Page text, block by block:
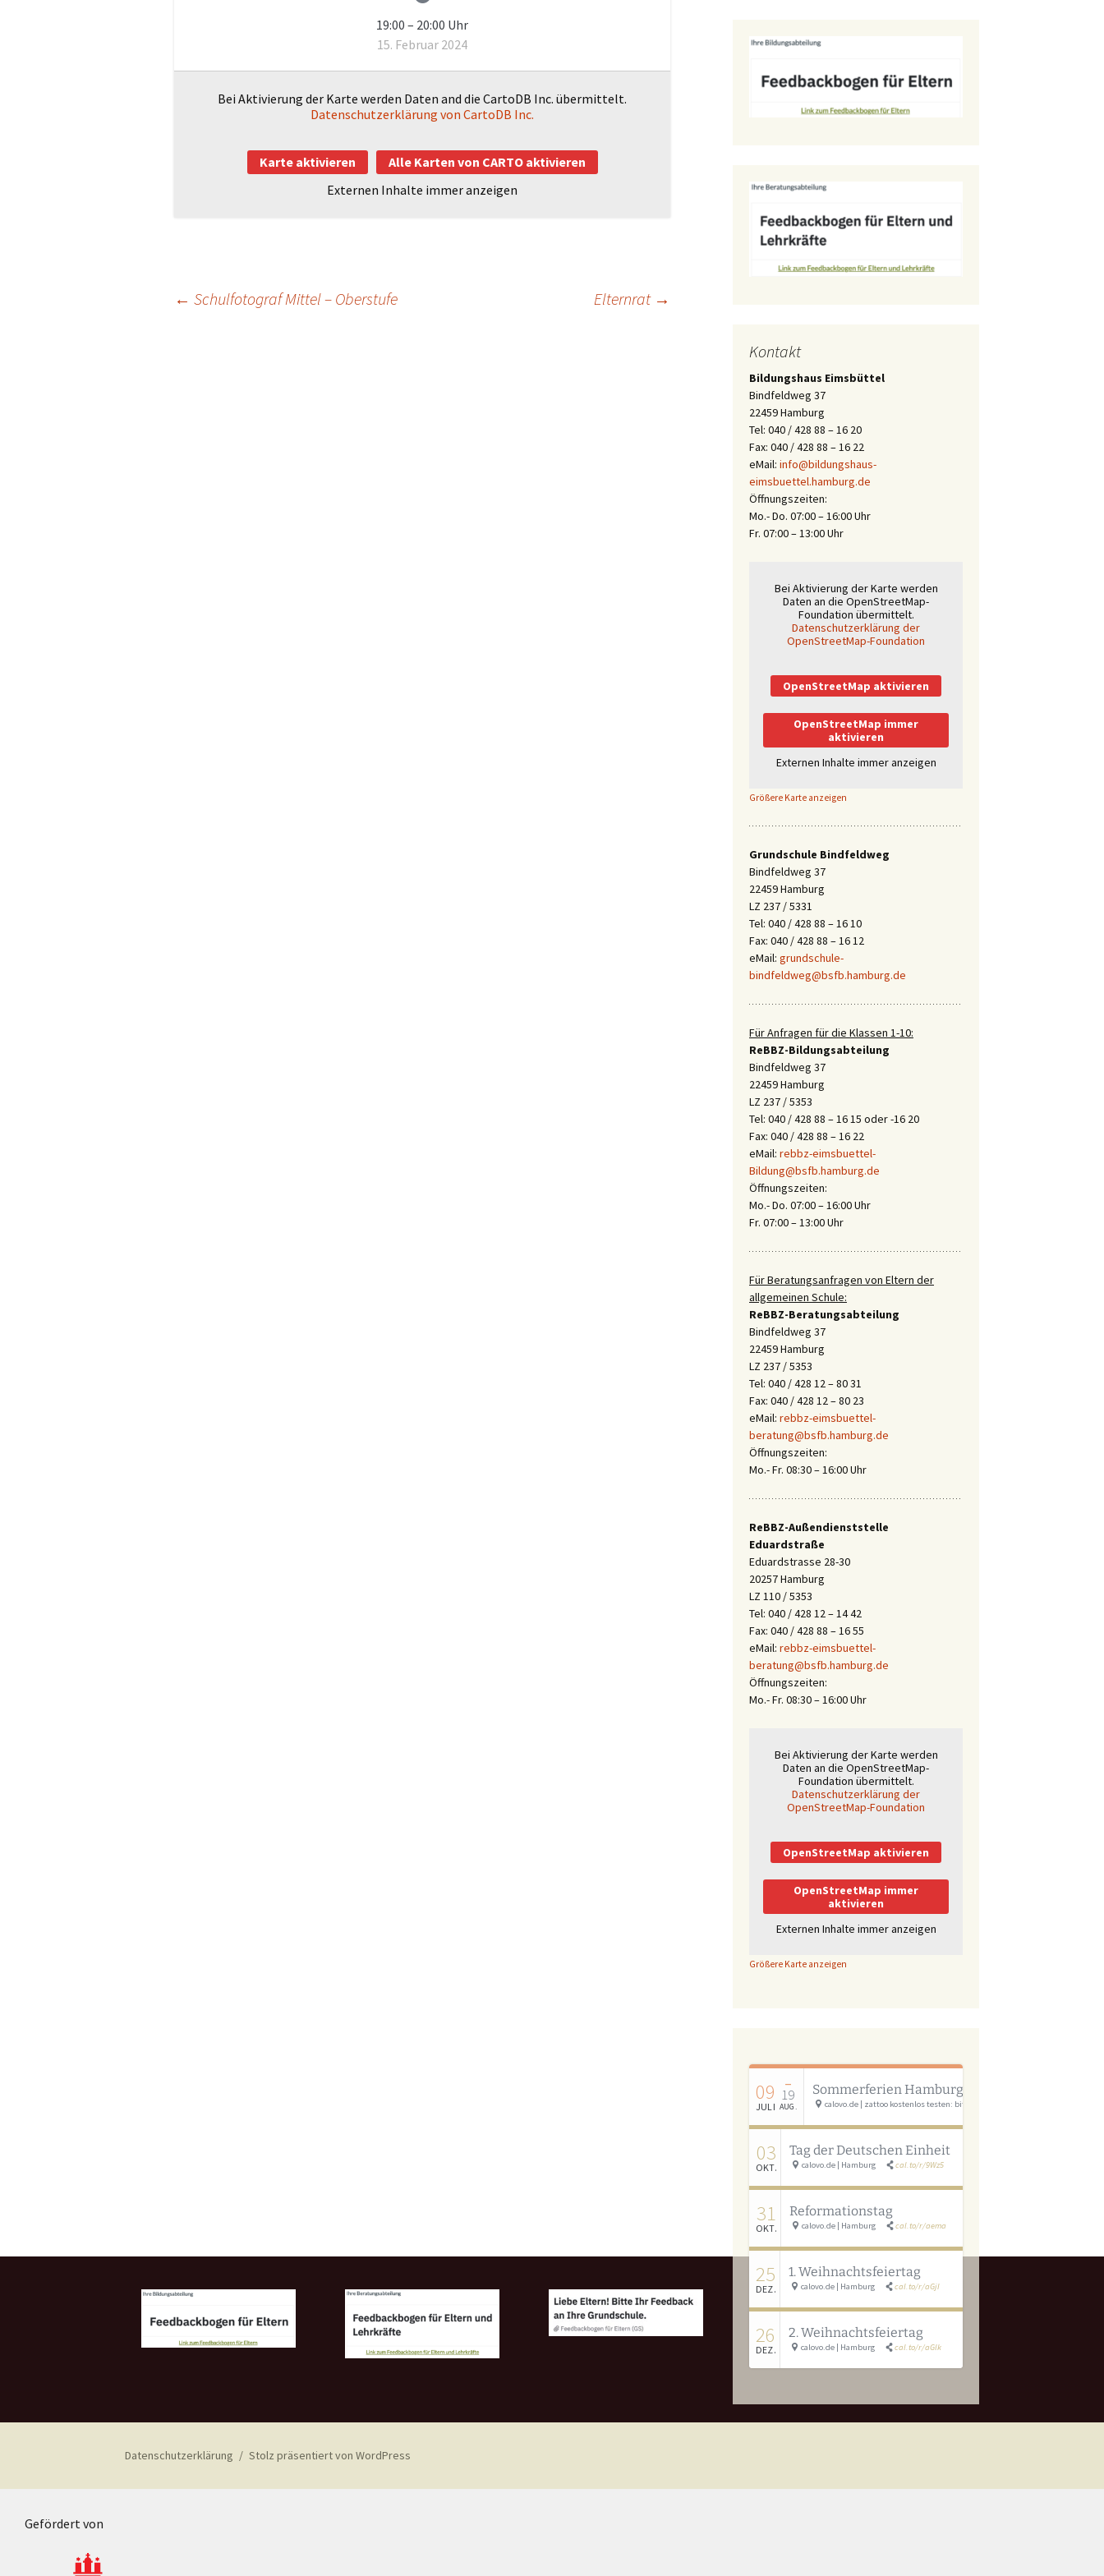
занятость (на русском
или украинском языке)
Hausmeisterei
Kontakt Elternrat
Bildungsabteilung
19:00 – 20:00 Uhr
15. Februar 2024
Bei Aktivierung der Karte werden Daten and die CartoDB Inc. übermittelt.
Datenschutzerklärung von CartoDB Inc.
Karte aktivieren
Alle Karten von CARTO aktivieren
Externen Inhalte immer anzeigen
Beitragsnavigation
← Schulfotograf Mittel – Oberstufe Elternrat →
Kontakt
Bildungshaus Eimsbüttel
Bindfeldweg 37
22459 Hamburg
Tel: 040 / 428 88 – 16 20
Fax: 040 / 428 88 – 16 22
eMail: info@bildungshaus-
eimsbuettel.hamburg.de
Öffnungszeiten:
Mo.- Do. 07:00 – 16:00 Uhr
Fr. 07:00 – 13:00 Uhr
Bei Aktivierung der Karte werden
Daten an die OpenStreetMap-
Foundation übermittelt.
Datenschutzerklärung der
OpenStreetMap-Foundation
OpenStreetMap aktivieren
OpenStreetMap immer
aktivieren
Externen Inhalte immer anzeigen
Größere Karte anzeigen
Grundschule Bindfeldweg
Bindfeldweg 37
22459 Hamburg
LZ 237 / 5331
Tel: 040 / 428 88 – 16 10
Fax: 040 / 428 88 – 16 12
eMail: grundschule-
bindfeldweg@bsfb.hamburg.de
Für Anfragen für die Klassen 1-10:
ReBBZ-Bildungsabteilung
Bindfeldweg 37
22459 Hamburg
LZ 237 / 5353
Tel: 040 / 428 88 – 16 15 oder -16 20
Fax: 040 / 428 88 – 16 22
eMail: rebbz-eimsbuettel-
Bildung@bsfb.hamburg.de
Öffnungszeiten:
Mo.- Do. 07:00 – 16:00 Uhr
Fr. 07:00 – 13:00 Uhr
Für Beratungsanfragen von Eltern der
allgemeinen Schule:
ReBBZ-Beratungsabteilung
Bindfeldweg 37
22459 Hamburg
LZ 237 / 5353
Tel: 040 / 428 12 – 80 31
Fax: 040 / 428 12 – 80 23
eMail: rebbz-eimsbuettel-
beratung@bsfb.hamburg.de
Öffnungszeiten:
Mo.- Fr. 08:30 – 16:00 Uhr
ReBBZ-Außendienststelle
Eduardstraße
Eduardstrasse 28-30
20257 Hamburg
LZ 110 / 5353
Tel: 040 / 428 12 – 14 42
Fax: 040 / 428 88 – 16 55
eMail: rebbz-eimsbuettel-
beratung@bsfb.hamburg.de
Öffnungszeiten:
Mo.- Fr. 08:30 – 16:00 Uhr
Bei Aktivierung der Karte werden
Daten an die OpenStreetMap-
Foundation übermittelt.
Datenschutzerklärung der
OpenStreetMap-Foundation
OpenStreetMap aktivieren
OpenStreetMap immer
aktivieren
Externen Inhalte immer anzeigen
Größere Karte anzeigen
09
JULI
–
19
AUG.
Sommerferien Hamburg
calovo.de | zattoo kostenlos testen: bit.ly/calovo_zattoo
03
OKT.
Tag der Deutschen Einheit
calovo.de | Hamburg cal.to/r/9Wz5
31
OKT.
Reformationstag
calovo.de | Hamburg cal.to/r/aema
25
DEZ.
1. Weihnachtsfeiertag
calovo.de | Hamburg cal.to/r/aGjI
26
DEZ.
2. Weihnachtsfeiertag
calovo.de | Hamburg cal.to/r/aGlk
Datenschutzerklärung Stolz präsentiert von WordPress
Gefördert von